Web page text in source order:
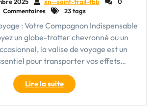
Commentaires
23 tags
: Votre Compagnon Indispensable
un globe-trotter chevronné ou un
la valise de voyage est un
pour transporter vos effets…
Lire la suite"Guide
d’achat
: